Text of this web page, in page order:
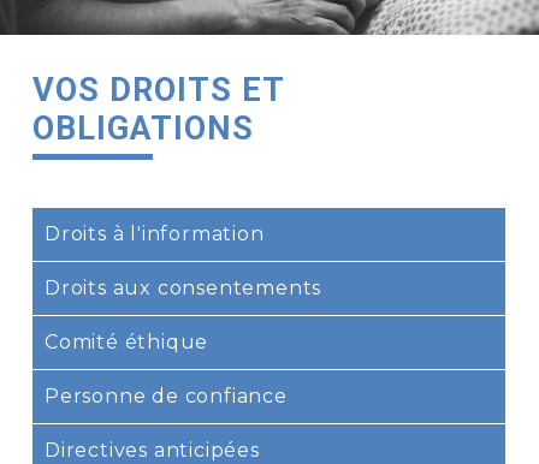
VOS DROITS ET
OBLIGATIONS
Droits à l'information
Droits aux consentements
Comité éthique
Personne de confiance
Directives anticipées